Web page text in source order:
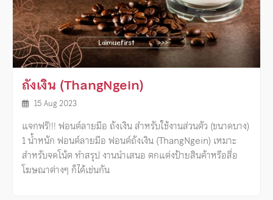
ถังเงิน (ThangNgein)
15 Aug 2023
แจกฟรี!!! ฟอนต์ลายมือ ถังเงิน สำหรับใช้งานส่วนตัว (ขนาดบาง)
1 น้ำหนัก ฟอนต์ลายมือ ฟอนต์ถังเงิน (ThangNgein) เหมาะ
สำหรับจดโน้ต ทำสรุป งานนำเสนอ ตกแต่งป้ายสินค้าหรือสื่อ
โฆษณาต่างๆ ก็ได้เช่นกัน